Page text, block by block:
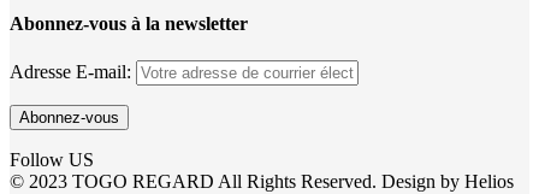
Abonnez-vous à la newsletter
Adresse E-mail:
Follow US
© 2023 TOGO REGARD All Rights Reserved. Design by Helios